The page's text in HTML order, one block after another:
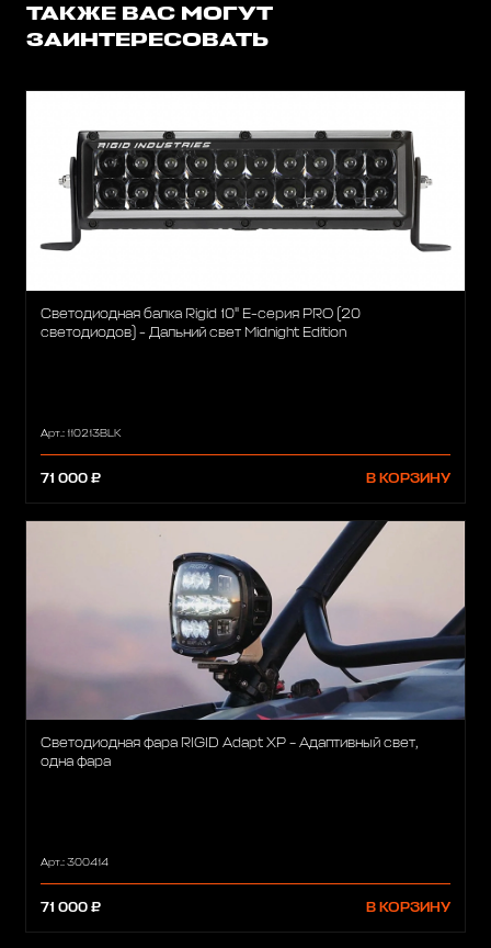
ТАКЖЕ ВАС МОГУТ
ЗАИНТЕРЕСОВАТЬ
Светодиодная балка Rigid 10" Е-серия PRO (20
светодиодов) - Дальний свет Midnight Edition
Арт.: 110213BLK
71 000 ₽ В КОРЗИНУ
Светодиодная фара RIGID Adapt XP – Адаптивный свет,
одна фара
Арт.: 300414
71 000 ₽ В КОРЗИНУ